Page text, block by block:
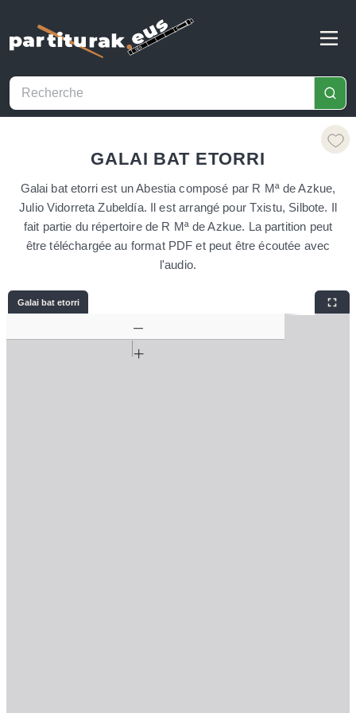
GALAI BAT ETORRI
Galai bat etorri est un Abestia composé par R Mª de Azkue,
Julio Vidorreta Zubeldía. Il est arrangé pour Txistu, Silbote. Il
fait partie du répertoire de R Mª de Azkue. La partition peut
être téléchargée au format PDF et peut être écoutée avec
l'audio.
Galai bat etorri